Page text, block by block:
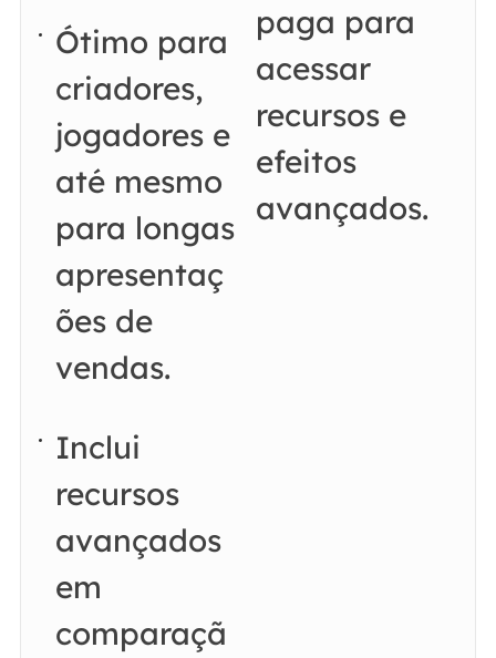
Ótimo para
criadores,
jogadores e
até mesmo
para longas
apresentaç
ões de
vendas.
Inclui
recursos
avançados
em
comparaçã
paga para
acessar
recursos e
efeitos
avançados.